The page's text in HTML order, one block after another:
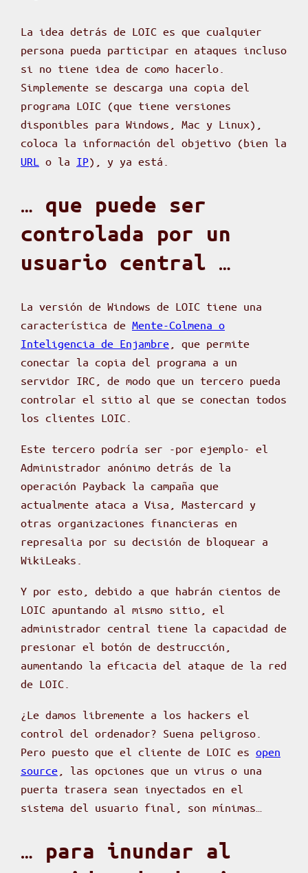
La idea detrás de LOIC es que cualquier
persona pueda participar en ataques incluso
si no tiene idea de como hacerlo.
Simplemente se descarga una copia del
programa LOIC (que tiene versiones
disponibles para Windows, Mac y Linux),
coloca la información del objetivo (bien la
URL
o la IP), y ya está.
… que puede ser
controlada por un
usuario central …
La versión de Windows de LOIC tiene una
característica de Mente-Colmena o
Inteligencia de Enjambre , que permite
conectar la copia del programa a un
servidor IRC, de modo que un tercero pueda
controlar el sitio al que se conectan todos
los clientes LOIC.
Este tercero podría ser -por ejemplo- el
Administrador anónimo detrás de la
operación Payback la campaña que
actualmente ataca a Visa, Mastercard y
otras organizaciones financieras en
represalia por su decisión de bloquear a
WikiLeaks.
Y por esto, debido a que habrán cientos de
LOIC apuntando al mismo sitio, el
administrador central tiene la capacidad de
presionar el botón de destrucción,
aumentando la eficacia del ataque de la red
de LOIC.
¿Le damos libremente a los hackers el
control del ordenador? Suena peligroso.
Pero puesto que el cliente de LOIC es open
source , las opciones que un virus o una
puerta trasera sean inyectados en el
sistema del usuario final, son mínimas…
… para inundar al